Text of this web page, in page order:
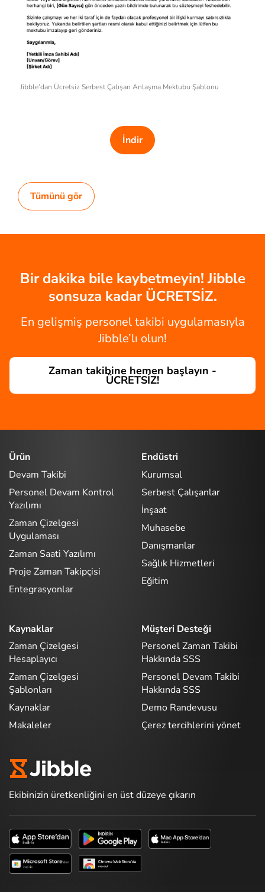
Jibble’dan Ücretsiz Serbest Çalışan Anlaşma Mektubu Şablonu
İndir
Tümünü gör
Bir dakika bile kaybetmeyin! Jibble
sonsuza kadar ÜCRETSİZ.
En gelişmiş personel takibi uygulamasıyla
Jibble’lı olun!
Zaman takibine hemen başlayın -
ÜCRETSİZ!
Ürün
Devam Takibi
Personel Devam Kontrol
Yazılımı
Zaman Çizelgesi
Uygulaması
Zaman Saati Yazılımı
Proje Zaman Takipçisi
Entegrasyonlar
Endüstri
Kurumsal
Serbest Çalışanlar
İnşaat
Muhasebe
Danışmanlar
Sağlık Hizmetleri
Eğitim
Kaynaklar
Zaman Çizelgesi
Hesaplayıcı
Zaman Çizelgesi
Şablonları
Kaynaklar
Makaleler
Müşteri Desteği
Personel Zaman Takibi
Hakkında SSS
Personel Devam Takibi
Hakkında SSS
Demo Randevusu
Çerez tercihlerini yönet
Ekibinizin üretkenliğini en üst düzeye çıkarın